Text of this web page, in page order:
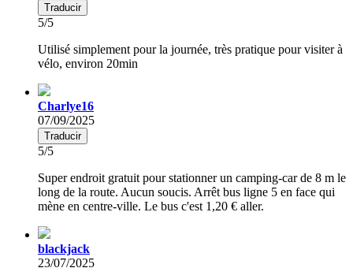
Traducir
5/5
Utilisé simplement pour la journée, très pratique pour visiter à
vélo, environ 20min
Charlye16
07/09/2025
Traducir
5/5
Super endroit gratuit pour stationner un camping-car de 8 m le
long de la route. Aucun soucis. Arrêt bus ligne 5 en face qui
mène en centre-ville. Le bus c'est 1,20 € aller.
blackjack
23/07/2025